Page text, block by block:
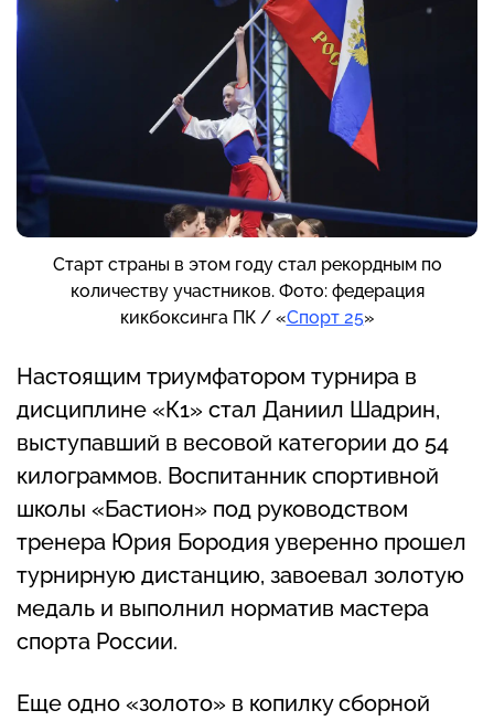
Старт страны в этом году стал рекордным по
количеству участников. Фото: федерация
кикбоксинга ПК / «Спорт 25»
Настоящим триумфатором турнира в
дисциплине «К1» стал Даниил Шадрин,
выступавший в весовой категории до 54
килограммов. Воспитанник спортивной
школы «Бастион» под руководством
тренера Юрия Бородия уверенно прошел
турнирную дистанцию, завоевал золотую
медаль и выполнил норматив мастера
спорта России.
Еще одно «золото» в копилку сборной